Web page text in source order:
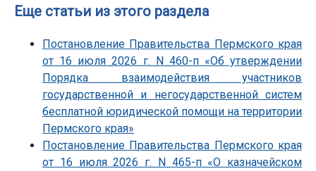
Еще статьи из этого раздела
Постановление Правительства Пермского края
от 16 июля 2026 г. N 460-п «Об утверждении
Порядка взаимодействия участников
государственной и негосударственной систем
бесплатной юридической помощи на территории
Пермского края»
Постановление Правительства Пермского края
от 16 июля 2026 г. N 465-п «О казначейском